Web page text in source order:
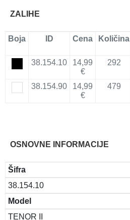
ZALIHE
Boja ID Cena Količina
38.154.10
14,99
€
292
38.154.90
14,99
€
479
OSNOVNE INFORMACIJE
Šifra
38.154.10
Model
TENOR II